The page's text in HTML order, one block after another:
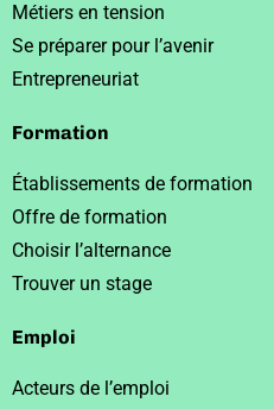
Métiers en tension
Se préparer pour l’avenir
Entrepreneuriat
Formation
Établissements de formation
Offre de formation
Choisir l’alternance
Trouver un stage
Emploi
Acteurs de l’emploi